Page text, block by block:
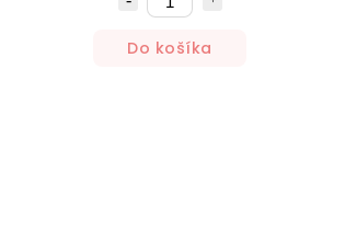
Do košíka